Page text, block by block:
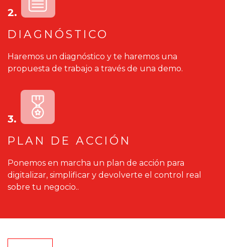
2.
DIAGNÓSTICO
Haremos un diagnóstico y te haremos una
propuesta de trabajo a través de una demo.
3.
PLAN DE ACCIÓN
Ponemos en marcha un plan de acción para
digitalizar, simplificar y devolverte el control real
sobre tu negocio..